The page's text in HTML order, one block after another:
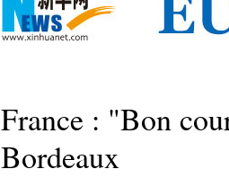
France : "Bon
Bordeaux